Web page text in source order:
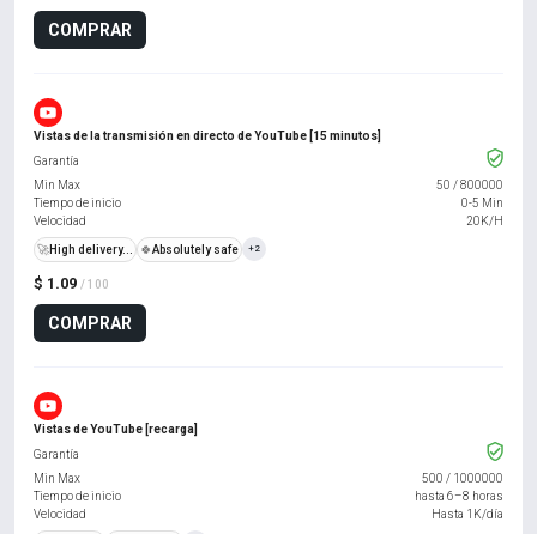
COMPRAR
Vistas de la transmisión en directo de YouTube [15 minutos]
$ 1.09 / 100
COMPRAR
Garantía
Min Max
50 /800000
Tiempo de inicio
0-5 Min
Velocidad
20K/H
🚀High delivery... 🍀Absolutely safe +2
Vistas de YouTube [recarga]
Garantía
Min Max
500 / 1000000
Tiempo de inicio
hasta 6–8 horas
Velocidad
Hasta 1K/día